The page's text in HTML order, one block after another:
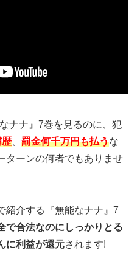
ナナ』7巻を見るのに、犯
歴、 罰金何千万円も払うな
ターンの何者でもありませ
紹介する『無能なナナ』7
で合法なのにしっかりとる
に利益が還元されます!